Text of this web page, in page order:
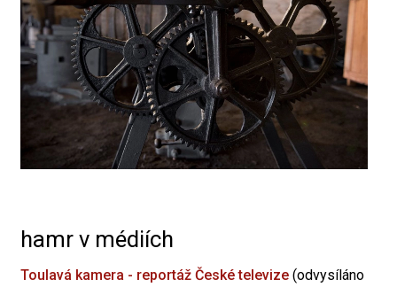
hamr v médiích
Toulavá kamera - reportáž České televize (odvysíláno